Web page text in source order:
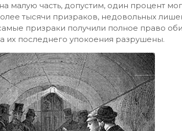
малую часть, допустим, один процент
тысячи призраков, недовольных
призраки получили полное право
их последнего упокоения разрушены.